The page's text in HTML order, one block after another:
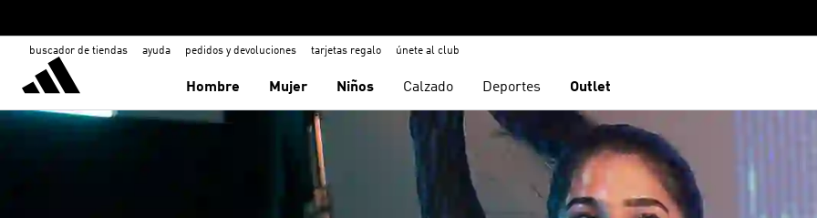
buscador de tiendas ayuda pedidos y devoluciones tarjetas regalo únete al club
Hombre Mujer Niños Calzado Deportes Outlet